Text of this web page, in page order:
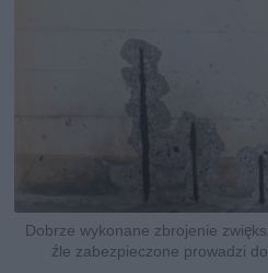
Dobrze wykonane zbrojenie
źle zabezpieczone prowadzi